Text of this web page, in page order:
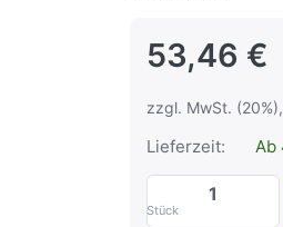
53,46 €
zzgl. MwSt.
Lieferzeit: Ab
Stück